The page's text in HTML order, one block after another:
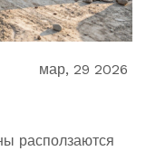
мар, 29 2026
расползаются